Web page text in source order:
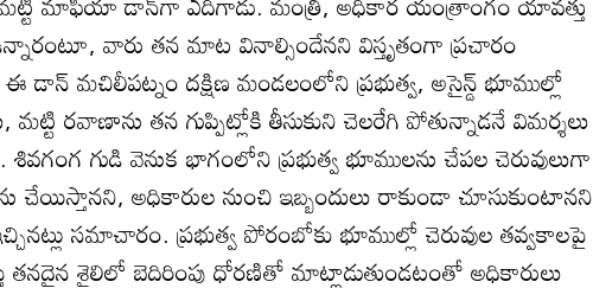
వారు తన మాట వినాల్సిందేనని విస్తృతంగా ప్రచారం
ఈ డాన్‌ మచిలీపట్నం దక్షిణ మండలంలోని ప్రభుత్వ, అసైన్డ్‌ భూముల్లో
మట్టి రవాణాను తన గుప్పిట్లోకి తీసుకుని చెలరేగి పోతున్నాడనే విమర్శలు
శివగంగ గుడి వెనుక భాగంలోని ప్రభుత్వ భూములను చేపల చెరువులుగా
చేయిస్తానని, అధికారుల నుంచి ఇబ్బందులు రాకుండా చూసుకుంటానని
సమాచారం. ప్రభుత్వ పోరంబోకు భూముల్లో చెరువుల తవ్వకాలపై
తనదైన శైలిలో బెదిరింపు ధోరణితో మాట్లాడుతుండటంతో అధికారులు